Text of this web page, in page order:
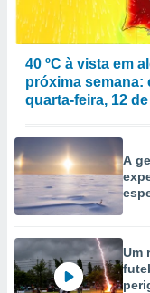
40 ºC à vista em
próxima semana:
quarta-feira, 12
A
Um